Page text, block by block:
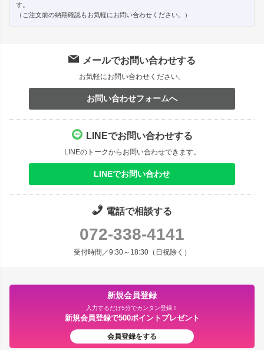
す。
（ご注文前の納期確認もお気軽にお問い合わせください。）
メールでお問い合わせする
お気軽にお問い合わせください。
お問い合わせフォームへ
LINEでお問い合わせする
LINEのトークからお問い合わせできます。
LINEでお問い合わせ
電話で相談する
072-338-4141
受付時間／9:30～18:30（日祝除く）
新規会員登録
入力するだけ5分でカンタン登録！
新規会員登録で500ポイントプレゼント
会員登録をする